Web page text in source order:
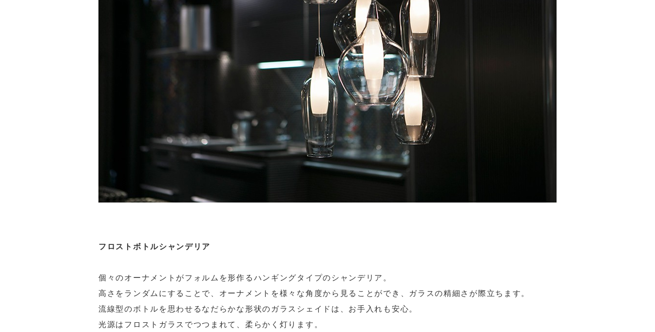
フロストボトルシャンデリア
個々のオーナメントがフォルムを形作るハンギングタイプのシャンデリア。
高さをランダムにすることで、オーナメントを様々な角度から見ることができ、ガラスの精細さが際立ちます。
流線型のボトルを思わせるなだらかな形状のガラスシェイドは、お手入れも安心。
光源はフロストガラスでつつまれて、柔らかく灯ります。